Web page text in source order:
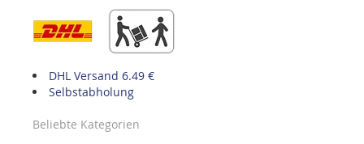
DHL Versand 6.49 €
Selbstabholung
Beliebte Kategorien